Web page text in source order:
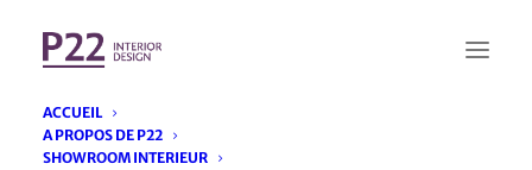
ACCUEIL
A PROPOS DE P22
SHOWROOM INTERIEUR